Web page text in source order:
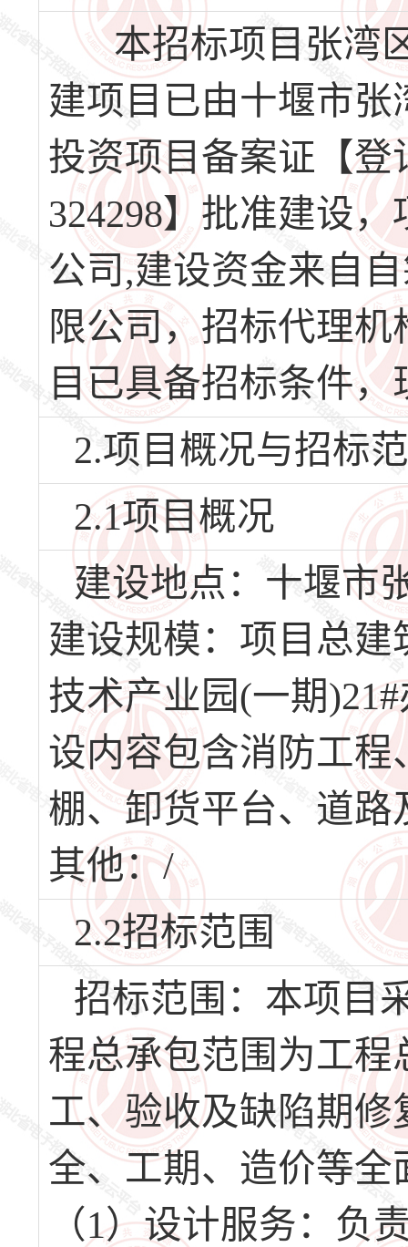
本招标项目张湾区
建项目已由十堰市
投资项目备案证【登
324298】批准建设
公司,建设资金来自
限公司，招标代理
目已具备招标条件
2.项目概况与招标
2.1项目概况
建设地点：十堰市
建设规模：项目总建
技术产业园(一期
设内容包含消防工
棚、卸货平台、道
其他：/
2.2招标范围
招标范围：本项目
程总承包范围为工
工、验收及缺陷期
全、工期、造价等
（1）设计服务：负